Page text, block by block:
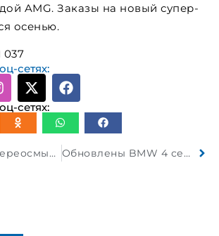
AMG. Заказы на новый супер-
осенью.
037
сетях:
сетях:
Volkswagen переосмысливает электромобили, представив концепцию ID Code Обновлены BMW 4 серии и i4